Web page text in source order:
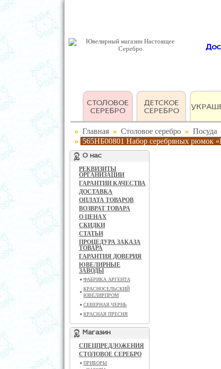
СТОЛОВОЕ
СЕРЕБРО
ДЕТСКОЕ
СЕРЕБРО
» Главная » Столовое серебро » Посуда
» 565НБ00801 Набор серебряных рюмок
О нас
РЕКВИЗИТЫ
ОРГАНИЗАЦИИ
ГАРАНТИИ КАЧЕСТВА
ДОСТАВКА
ОПЛАТА ТОВАРОВ
ВОЗВРАТ ТОВАРА
О ЦЕНАХ
СКИДКИ
СТАТЬИ
ПРОЦЕДУРА ЗАКАЗА
ТОВАРА
ГАРАНТИЯ ДОВЕРИЯ
ЮВЕЛИРНЫЕ
ЗАВОДЫ
ФАБРИКА АРГЕНТА
КРАСНОСЕЛЬСКИЙ
ЮВЕЛИРПРОМ
СЕВЕРНАЯ ЧЕРНЬ
КРАСНАЯ ПРЕСНЯ
Магазин
СПЕЦПРЕДЛОЖЕНИЯ
СТОЛОВОЕ СЕРЕБРО
ПРИБОРЫ